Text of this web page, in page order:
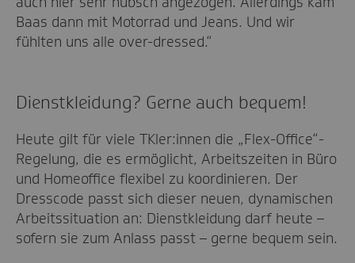
Baas dann mit Motorrad und Jeans. Und wir
fühlten uns alle over-dressed.“
Dienstkleidung? Gerne auch bequem!
Heute gilt für viele TKler:innen die „Flex-Office“-
Regelung, die es ermöglicht, Arbeitszeiten in Büro
und Homeoffice flexibel zu koordinieren. Der
Dresscode passt sich dieser neuen, dynamischen
Arbeitssituation an: Dienstkleidung darf heute –
sofern sie zum Anlass passt – gerne bequem sein.